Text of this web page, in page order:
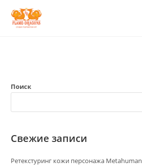
Поиск
Свежие записи
Ретекстуринг кожи персонажа Metahuman